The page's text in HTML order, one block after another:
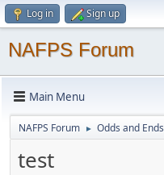
Log in Sign up
NAFPS Forum
Main Menu
NAFPS Forum ► Odds and Ends
test